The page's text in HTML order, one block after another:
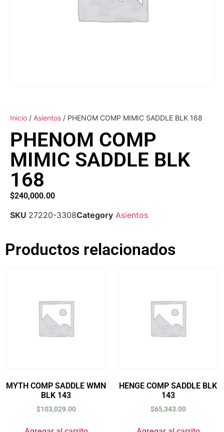
Inicio / Asientos / PHENOM COMP MIMIC SADDLE BLK 168
PHENOM COMP
MIMIC SADDLE BLK
168
$240,000.00
SKU 27220-3308Category Asientos
Productos relacionados
MYTH COMP SADDLE WMN
BLK 143
$103,029.00
HENGE COMP SADDLE BLK
143
$65,343.00